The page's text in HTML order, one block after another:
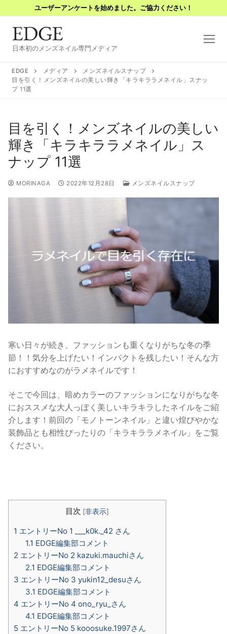
ン
ユーザーアンケートを始めました。ご協力ください！
日本初のメンズネイル専門メディア
EDGE メディア
メンズネイルスナップ
目を引く！メンズネイルの美しい輝き「キラキララメネイル」スナッ
プ 11選
目を引く！メンズネイルの美しい
輝き「キラキララメネイル」ス
ナップ 11選
MORINAGA 2022年12月28日 メンズネイルスナップ
寒い日々が続き、ファッションも重くなりがちな冬の季
節！！ 気分を上げたい！インパクトを残したい！そんな方
におすすめなのがラメネイルです！
そこで今回は、暗めカラーのファッションになりがちな冬
におススメな大人っぽく美しいキラキラしたネイルをご紹
介します！前回の「モノトーンネイル」と違い煌びやかな
装飾品とも相性ぴったりの「キラキララメネイル」をご覧
ください。
目次 [非表示]
1 エントリーNo 1 ___k0k._42 さん
1.1 EDGE編集部コメント
2 エントリーNo 2 kazuki.mauchiさん
2.1 EDGE編集部コメント
3 エントリーNo 3 yukin12_desuさん
3.1 EDGE編集部コメント
4 エントリーNo 4 ono_ryu_さん
4.1 EDGE編集部コメント
5 エントリーNo 5 kooosuke.1997さん